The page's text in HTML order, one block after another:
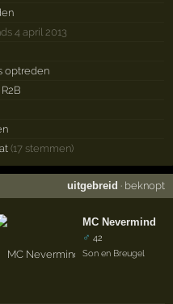
4 april 2013
optreden
(17 stemmen)
uitgebreid · beknopt
MC Nevermind
♂ 42
Son en Breugel